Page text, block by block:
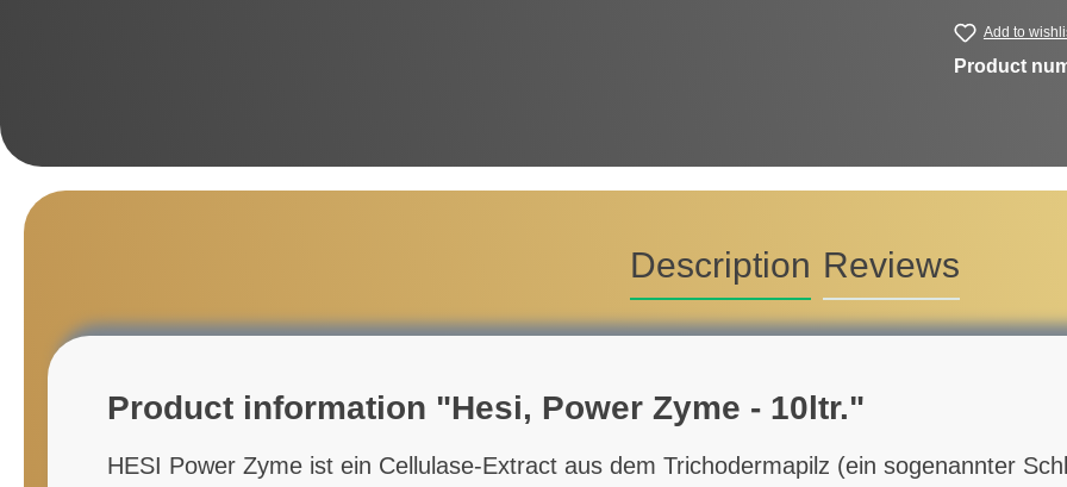
Add to
Product
Description Reviews
Product information "Hesi, Power Zyme - 10ltr."
HESI Power Zyme ist ein Cellulase-Extract aus dem Trichodermapilz (ein sogenannter